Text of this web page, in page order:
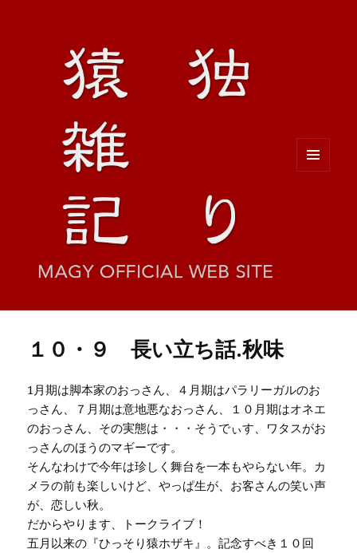
１０・９ 長い立ち話.秋味
1月期は脚本家のおっさん、４月期はパラリーガルのお
っさん、７月期は意地悪なおっさん、１０月期はオネエ
のおっさん、その実態は・・・そうでぃす、ワタスがお
っさんのほうのマギーです。
そんなわけで今年は珍しく舞台を一本もやらない年。カ
メラの前も楽しいけど、やっぱ生が、お客さんの笑い声
が、恋しい秋。
だからやります、トークライブ！
五月以来の『ひっそり猿ホザキ』。記念すべき１０回